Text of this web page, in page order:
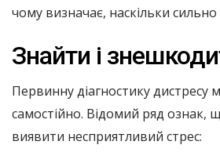
чому визначає, наскільки
Знайти і
Первинну діагностику дистресу
самостійно. Відомий ряд ознак,
виявити несприятливий стрес: